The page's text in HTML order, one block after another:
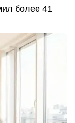
более 41